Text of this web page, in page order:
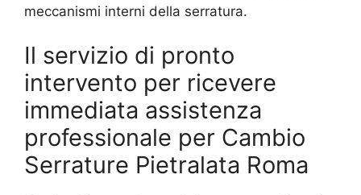
meccanismi interni della serratura.
Il servizio di pronto
intervento per ricevere
immediata assistenza
professionale per Cambio
Serrature Pietralata Roma